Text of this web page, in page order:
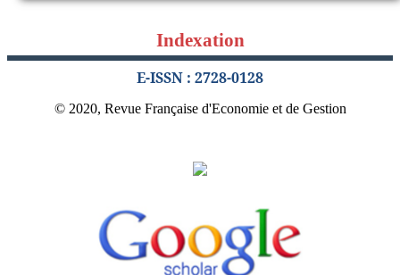
Indexation
E-ISSN : 2728-0128
© 2020, Revue Française d'Economie et de Gestion